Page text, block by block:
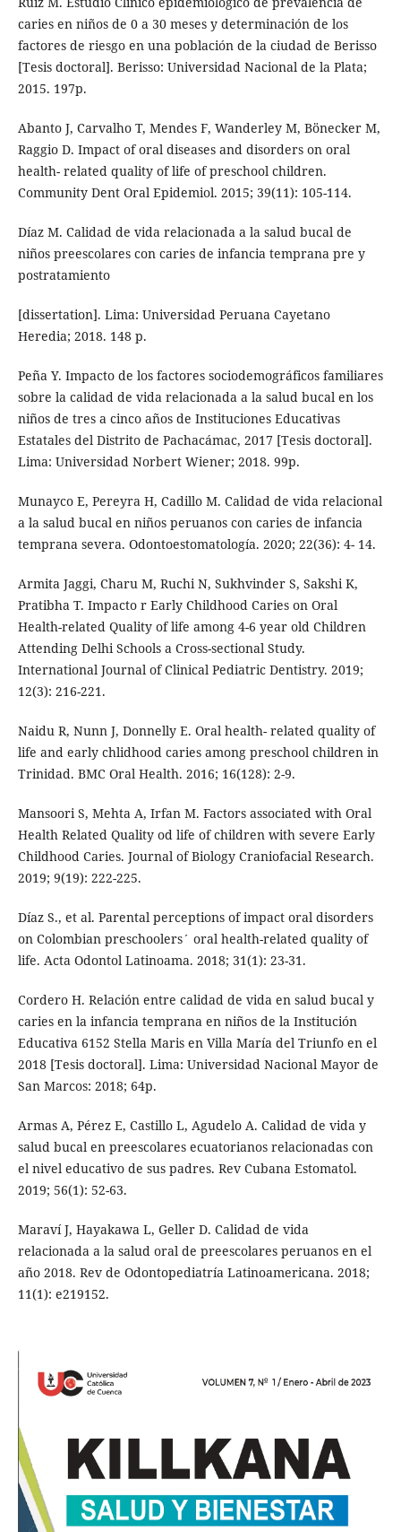
caries en niños de 0 a 30 meses y determinación de los
factores de riesgo en una población de la ciudad de Berisso
[Tesis doctoral]. Berisso: Universidad Nacional de la Plata;
2015. 197p.
Abanto J, Carvalho T, Mendes F, Wanderley M, Bönecker M,
Raggio D. Impact of oral diseases and disorders on oral
health- related quality of life of preschool children.
Community Dent Oral Epidemiol. 2015; 39(11): 105-114.
Díaz M. Calidad de vida relacionada a la salud bucal de
niños preescolares con caries de infancia temprana pre y
postratamiento
[dissertation]. Lima: Universidad Peruana Cayetano
Heredia; 2018. 148 p.
Peña Y. Impacto de los factores sociodemográficos familiares
sobre la calidad de vida relacionada a la salud bucal en los
niños de tres a cinco años de Instituciones Educativas
Estatales del Distrito de Pachacámac, 2017 [Tesis doctoral].
Lima: Universidad Norbert Wiener; 2018. 99p.
Munayco E, Pereyra H, Cadillo M. Calidad de vida relacional
a la salud bucal en niños peruanos con caries de infancia
temprana severa. Odontoestomatología. 2020; 22(36): 4- 14.
Armita Jaggi, Charu M, Ruchi N, Sukhvinder S, Sakshi K,
Pratibha T. Impacto r Early Childhood Caries on Oral
Health-related Quality of life among 4-6 year old Children
Attending Delhi Schools a Cross-sectional Study.
International Journal of Clinical Pediatric Dentistry. 2019;
12(3): 216-221.
Naidu R, Nunn J, Donnelly E. Oral health- related quality of
life and early chlidhood caries among preschool children in
Trinidad. BMC Oral Health. 2016; 16(128): 2-9.
Mansoori S, Mehta A, Irfan M. Factors associated with Oral
Health Related Quality od life of children with severe Early
Childhood Caries. Journal of Biology Craniofacial Research.
2019; 9(19): 222-225.
Díaz S., et al. Parental perceptions of impact oral disorders
on Colombian preschoolers´ oral health-related quality of
life. Acta Odontol Latinoama. 2018; 31(1): 23-31.
Cordero H. Relación entre calidad de vida en salud bucal y
caries en la infancia temprana en niños de la Institución
Educativa 6152 Stella Maris en Villa María del Triunfo en el
2018 [Tesis doctoral]. Lima: Universidad Nacional Mayor de
San Marcos: 2018; 64p.
Armas A, Pérez E, Castillo L, Agudelo A. Calidad de vida y
salud bucal en preescolares ecuatorianos relacionadas con
el nivel educativo de sus padres. Rev Cubana Estomatol.
2019; 56(1): 52-63.
Maraví J, Hayakawa L, Geller D. Calidad de vida
relacionada a la salud oral de preescolares peruanos en el
año 2018. Rev de Odontopediatría Latinoamericana. 2018;
11(1): e219152.